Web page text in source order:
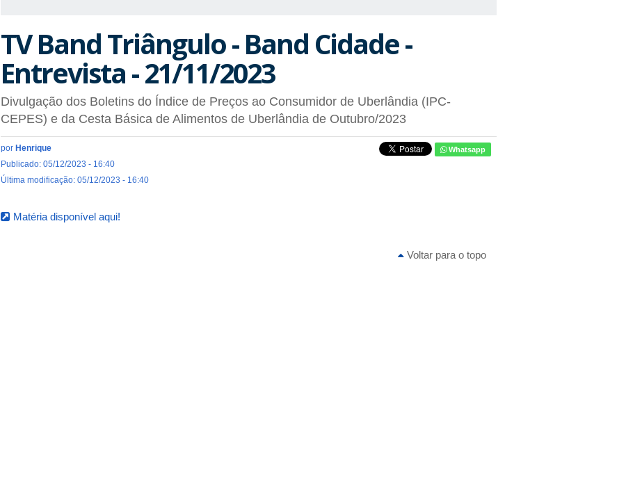
TV Band Triângulo - Band Cidade -
Entrevista - 21/11/2023
Divulgação dos Boletins do Índice de Preços ao Consumidor de Uberlândia (IPC-
CEPES) e da Cesta Básica de Alimentos de Uberlândia de Outubro/2023
por Henrique
Publicado: 05/12/2023 - 16:40
Última modificação: 05/12/2023 - 16:40
Whatsapp
Matéria disponível aqui!
Voltar para o topo